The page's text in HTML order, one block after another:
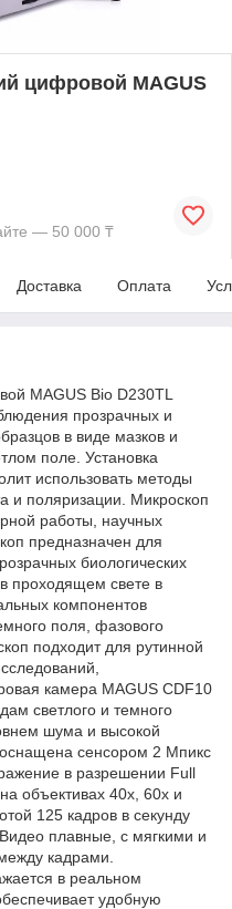
цифровой MAGUS
— 50 000 ₸
Доставка Оплата
MAGUS Bio D230TL
прозрачных и
в виде мазков и
поле. Установка
использовать методы
и поляризации. Микроскоп
работы, научных
предназначен для
биологических
проходящем свете в
компонентов
поля, фазового
подходит для рутинной
камера MAGUS CDF10
светлого и темного
шума и высокой
оснащена сенсором 2 Мпикс
в разрешении Full
объективах 40х, 60х и
125 кадров в секунду
плавные, с мягкими и
кадрами.
в реальном
удобную